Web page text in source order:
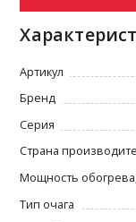
Артикул
Бренд
Серия
Страна
Мощность
Тип очага